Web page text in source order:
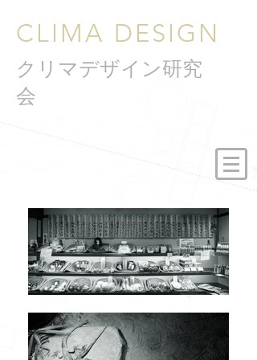
CLIMA DESIGN
クリマデザイン研究
会